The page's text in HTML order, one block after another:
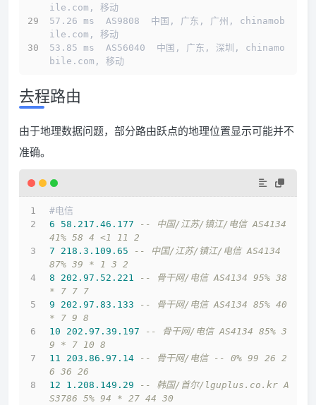
ile.com, 移动
57.26 ms  AS9808  中国, 广东, 广州, chinamob
ile.com, 移动
53.85 ms  AS56040  中国, 广东, 深圳, chinamo
bile.com, 移动
去程路由
由于地理数据问题，部分路由跃点的地理位置显示可能并不
准确。
#电信
6
58.217 .46 .177
-- 中国/江苏/镇江/电信 AS4134
41% 58 4 <1 11 2
7
218.3 .109 .65
-- 中国/江苏/镇江/电信 AS4134
87% 39 * 1 3 2
8
202.97 .52 .221
-- 骨干网/电信 AS4134 95% 38
* 7 7 7
9
202.97 .83 .133
-- 骨干网/电信 AS4134 85% 40
* 7 9 8
10
202.97 .39 .197
-- 骨干网/电信 AS4134 85% 3
9 * 7 10 8
11
203.86 .97 .14
-- 骨干网/电信 -- 0% 99 26 2
6 36 26
12
1.208 .149 .29
-- 韩国/首尔/lguplus.co.kr A
S3786 5% 94 * 27 44 30